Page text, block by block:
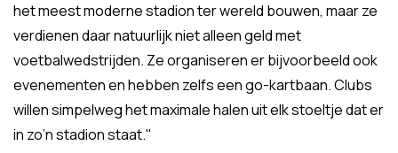
het meest moderne stadion ter wereld bouwen, maar ze
verdienen daar natuurlijk niet alleen geld met
voetbalwedstrijden. Ze organiseren er bijvoorbeeld ook
evenementen en hebben zelfs een go-kartbaan. Clubs
willen simpelweg het maximale halen uit elk stoeltje dat er
in zo’n stadion staat."